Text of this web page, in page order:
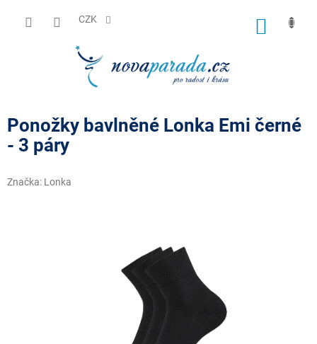
CZK
Ponožky bavlněné Lonka Emi černé
- 3 páry
Značka: Lonka